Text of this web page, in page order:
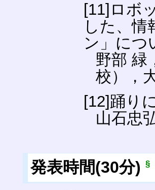
[11]ロボ
した、情
ン」につ
野部 緑
校），
[12]踊り
山石忠
発表時間(30分)§